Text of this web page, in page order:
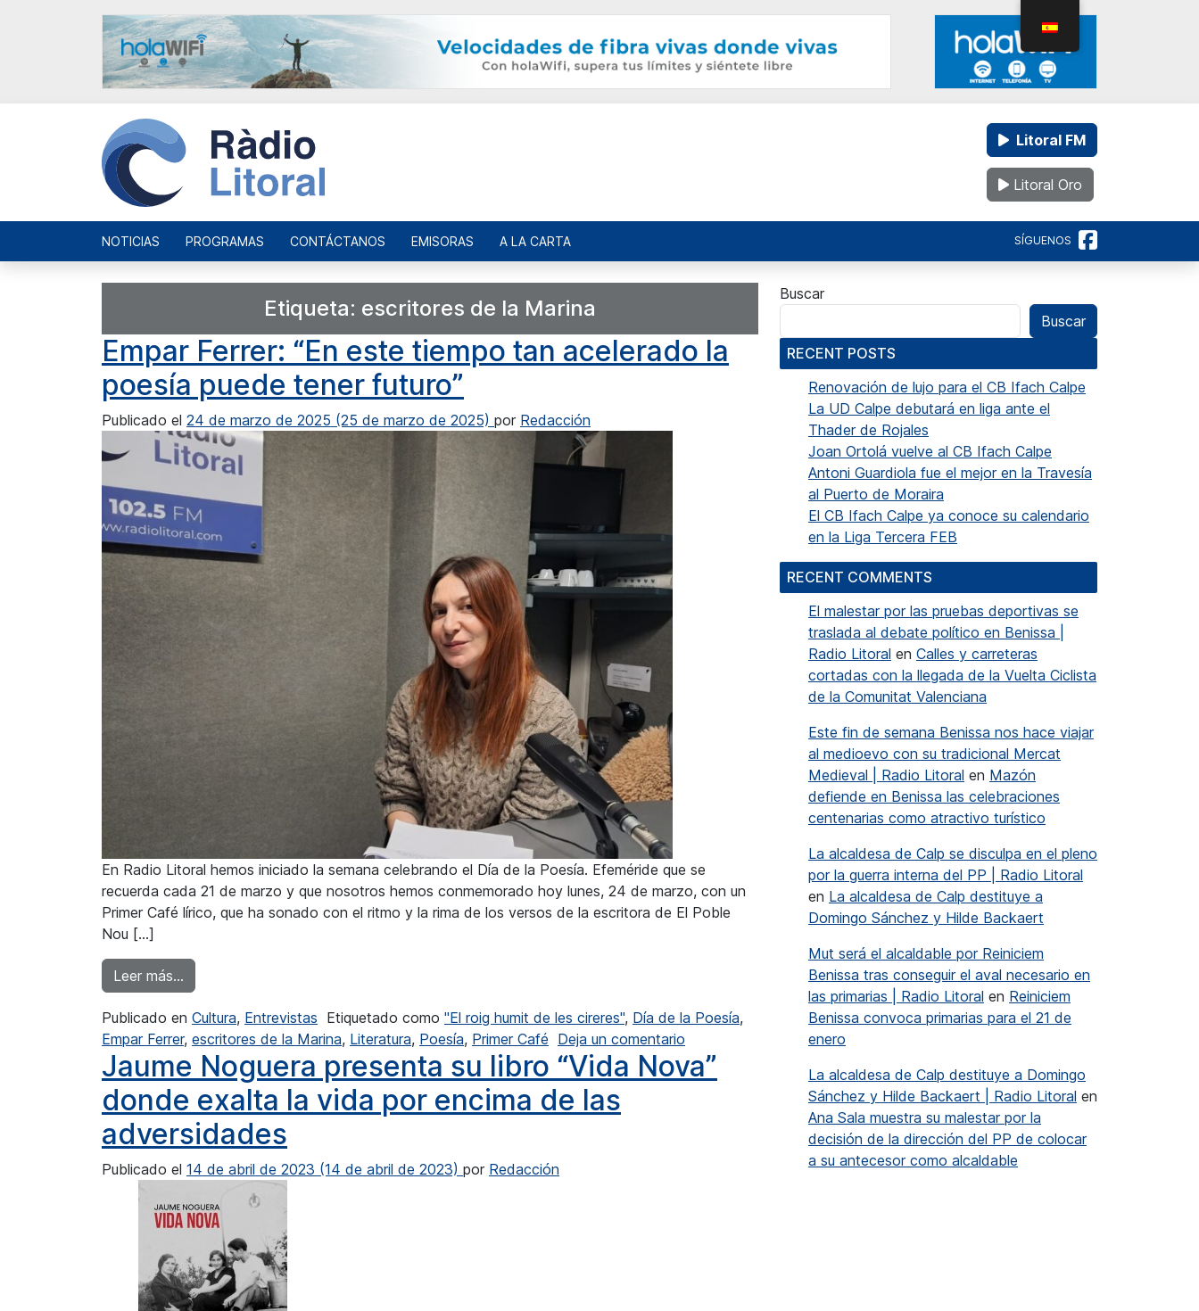
Litoral FM
Litoral Oro
NOTICIAS PROGRAMAS CONTÁCTANOS EMISORAS A LA CARTA SÍGUENOS
Etiqueta: escritores de la Marina
Empar Ferrer: “En este tiempo tan acelerado la
poesía puede tener futuro”
Publicado el 24 de marzo de 2025 (25 de marzo de 2025) por Redacción
En Radio Litoral hemos iniciado la semana celebrando el Día de la Poesía. Efeméride que se
recuerda cada 21 de marzo y que nosotros hemos conmemorado hoy lunes, 24 de marzo, con un
Primer Café lírico, que ha sonado con el ritmo y la rima de los versos de la escritora de El Poble
Nou […]
Leer más…
Publicado en Cultura, Entrevistas Etiquetado como "El roig humit de les cireres", Día de la Poesía,
Empar Ferrer, escritores de la Marina, Literatura, Poesía, Primer Café Deja un comentario en Empar Ferrer: “En este tiempo tan acelerado la poesía puede tener futuro”
Jaume Noguera presenta su libro “Vida Nova”
donde exalta la vida por encima de las
adversidades
Publicado el 14 de abril de 2023 (14 de abril de 2023) por Redacción
Buscar
Buscar
RECENT POSTS
Renovación de lujo para el CB Ifach Calpe
La UD Calpe debutará en liga ante el
Thader de Rojales
Joan Ortolá vuelve al CB Ifach Calpe
Antoni Guardiola fue el mejor en la Travesía
al Puerto de Moraira
El CB Ifach Calpe ya conoce su calendario
en la Liga Tercera FEB
RECENT COMMENTS
El malestar por las pruebas deportivas se
traslada al debate político en Benissa |
Radio Litoral en Calles y carreteras
cortadas con la llegada de la Vuelta Ciclista
de la Comunitat Valenciana
Este fin de semana Benissa nos hace viajar
al medioevo con su tradicional Mercat
Medieval | Radio Litoral en Mazón
defiende en Benissa las celebraciones
centenarias como atractivo turístico
La alcaldesa de Calp se disculpa en el pleno
por la guerra interna del PP | Radio Litoral
en La alcaldesa de Calp destituye a
Domingo Sánchez y Hilde Backaert
Mut será el alcaldable por Reiniciem
Benissa tras conseguir el aval necesario en
las primarias | Radio Litoral en Reiniciem
Benissa convoca primarias para el 21 de
enero
La alcaldesa de Calp destituye a Domingo
Sánchez y Hilde Backaert | Radio Litoral en
Ana Sala muestra su malestar por la
decisión de la dirección del PP de colocar
a su antecesor como alcaldable